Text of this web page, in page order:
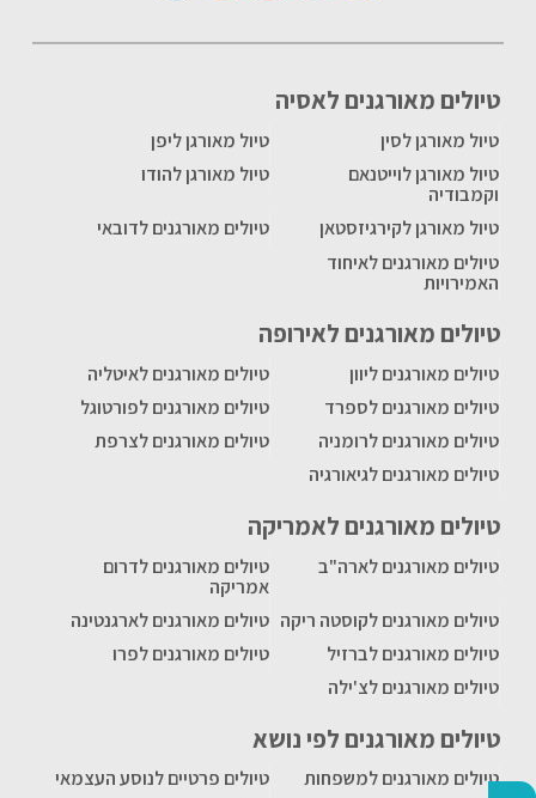
טיולים מאורגנים לאסיה
טיול מאורגן לסין
טיול מאורגן ליפן
טיול מאורגן לוייטנאם
וקמבודיה
טיול מאורגן להודו
טיול מאורגן לקירגיזסטאן
טיולים מאורגנים לדובאי
טיולים מאורגנים לאיחוד
האמירויות
טיולים מאורגנים לאירופה
טיולים מאורגנים ליוון
טיולים מאורגנים לאיטליה
טיולים מאורגנים לספרד
טיולים מאורגנים לפורטוגל
טיולים מאורגנים לרומניה
טיולים מאורגנים לצרפת
טיולים מאורגנים לגיאורגיה
טיולים מאורגנים לאמריקה
טיולים מאורגנים לארה"ב
טיולים מאורגנים לדרום
אמריקה
טיולים מאורגנים לקוסטה ריקה טיולים מאורגנים לארגנטינה
טיולים מאורגנים לברזיל
טיולים מאורגנים לפרו
טיולים מאורגנים לצ'ילה
טיולים מאורגנים לפי נושא
טיולים מאורגנים למשפחות
טיולים פרטיים לנוסע העצמאי